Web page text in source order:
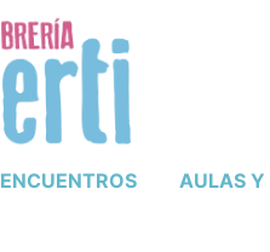
ENCUENTROS AULAS Y